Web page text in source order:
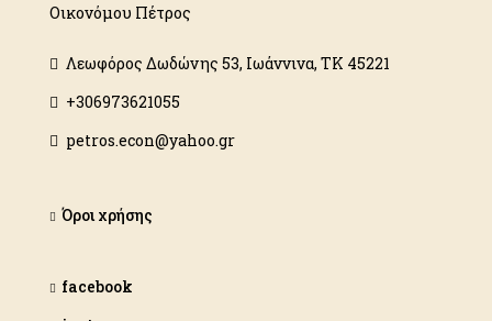
Οικονόμου Πέτρος
Λεωφόρος Δωδώνης 53, Ιωάννινα, ΤΚ 45221
+306973621055
petros.econ@yahoo.gr
Όροι χρήσης
facebook